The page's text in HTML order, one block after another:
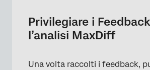
Privilegiare i
l’analisi MaxDiff
Una volta raccolti i feedback,